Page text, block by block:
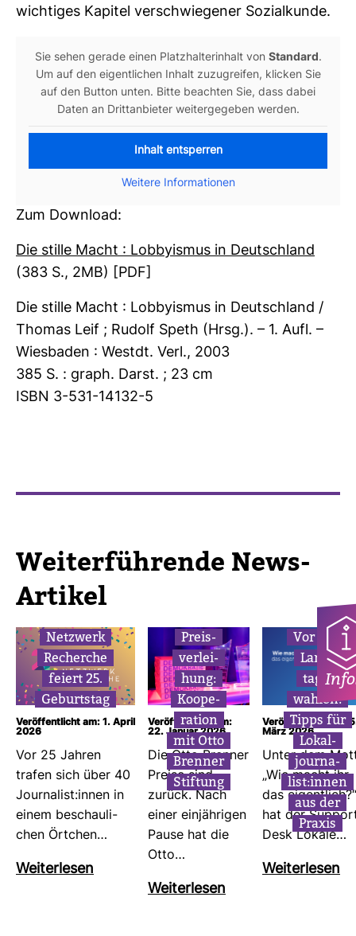
wich­tiges Kapitel ver­schwie­gener Sozi­al­kunde.
Sie sehen gerade einen Platz­hal­ter­in­halt von Stan­dard .
Um auf den eigent­li­chen Inhalt zuzu­greifen, kli­cken Sie
auf den Button unten. Bitte beachten Sie, dass dabei
Daten an Dritt­an­bieter wei­ter­ge­geben werden.
Inhalt entsperren
Wei­tere Infor­ma­tionen
Zum Down­load:
Die stille Macht : Lob­by­ismus in Deutsch­land
(383 S., 2MB) [PDF]
Die stille Macht : Lob­by­ismus in Deutsch­land /
Thomas Leif ; Rudolf Speth (Hrsg.). – 1. Aufl. –
Wies­baden : Westdt. Verl., 2003
385 S. : graph. Darst. ; 23 cm
ISBN 3-531-14132-5
Wei­ter­füh­rende News-​
Artikel
Netz­werk
Recherche
feiert 25.
Geburtstag
Veröffentlicht am: 1. April
2026
Vor 25 Jahren
trafen sich über 40
Jour­na­list:innen in
einem beschau­li­
chen Ört­chen…
Wei­ter­lesen
Preis­
ver­lei­
hung:
Koope­
ra­tion
mit Otto
Brenner
Stif­tung
Veröffentlicht am:
22. Januar 2026
Die Otto Brenner
Preise sind
zurück. Nach
einer ein­jäh­rigen
Pause hat die
Otto…
Wei­ter­lesen
Vor den
Land­
tags­
wahlen:
Tipps für
Lokal­
jour­na­
list:innen
aus der
Praxis
Veröffentlicht am:
März 2026
Unter dem
„Wie macht ihr
das eigent­lich?“
hat der
Desk Lokale…
Wei­ter­lesen